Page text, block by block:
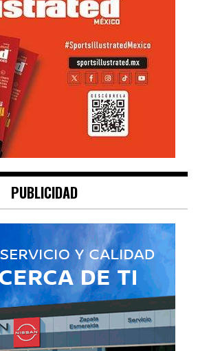
PUBLICIDAD